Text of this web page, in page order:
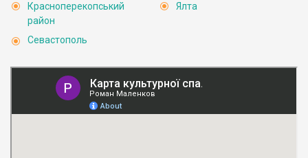
Красноперекопський
район
Севастополь
Ялта